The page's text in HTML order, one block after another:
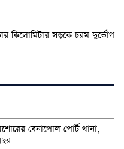
কিলোমিটার সড়কে চরম দুর্ভোগ
বেনাপোল পোর্ট থানা,